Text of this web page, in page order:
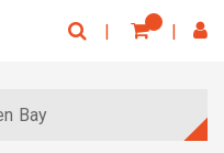
Bay